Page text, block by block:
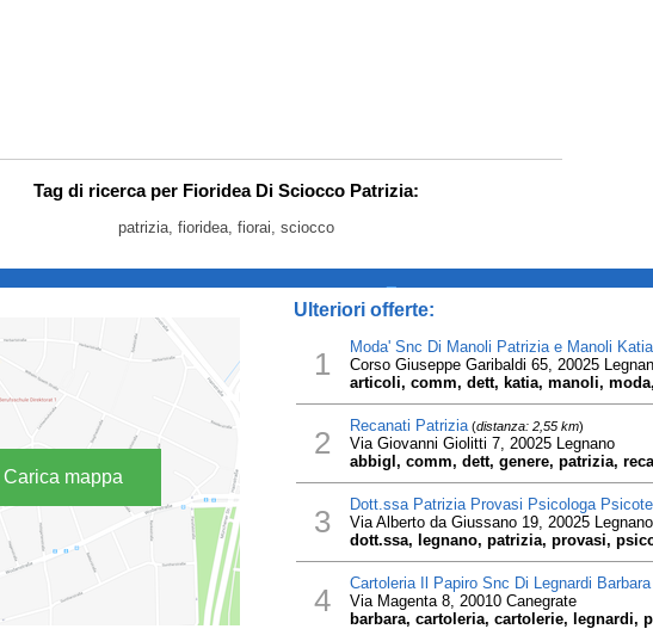
Tag di ricerca per Fioridea Di Sciocco Patrizia:
patrizia, fioridea, fiorai, sciocco
Carica mappa
Ulteriori offerte:
1 Moda' Snc Di Manoli Patrizia e Manoli Katia
Corso Giuseppe Garibaldi 65, 20025
articoli, comm, dett, katia, manoli,
2 Recanati Patrizia(distanza: 2,55 km)
Via Giovanni Giolitti 7, 20025 Legnano
abbigl, comm, dett, genere, patrizia,
3 Dott.ssa Patrizia Provasi Psicologa
Via Alberto da Giussano 19, 20025 Legnano
dott.ssa, legnano, patrizia, provasi,
4 Cartoleria Il Papiro Snc Di Legnardi
Via Magenta 8, 20010 Canegrate
barbara, cartoleria, cartolerie, legnardi,